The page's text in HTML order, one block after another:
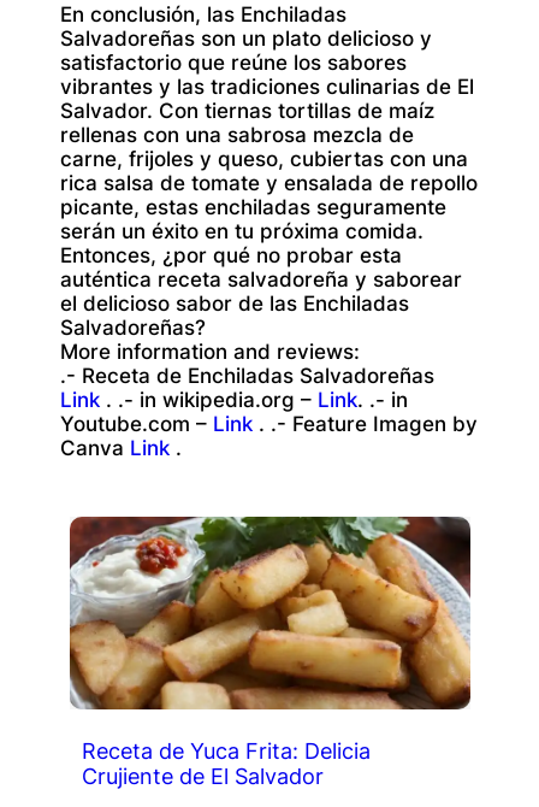
En conclusión, las Enchiladas
Salvadoreñas son un plato delicioso y
satisfactorio que reúne los sabores
vibrantes y las tradiciones culinarias de El
Salvador. Con tiernas tortillas de maíz
rellenas con una sabrosa mezcla de
carne, frijoles y queso, cubiertas con una
rica salsa de tomate y ensalada de repollo
picante, estas enchiladas seguramente
serán un éxito en tu próxima comida.
Entonces, ¿por qué no probar esta
auténtica receta salvadoreña y saborear
el delicioso sabor de las Enchiladas
Salvadoreñas?
More information and reviews:
.- Receta de Enchiladas Salvadoreñas
Link . .- in wikipedia.org – Link. .- in
Youtube.com – Link . .- Feature Imagen by
Canva Link .
Receta de Yuca Frita: Delicia
Crujiente de El Salvador